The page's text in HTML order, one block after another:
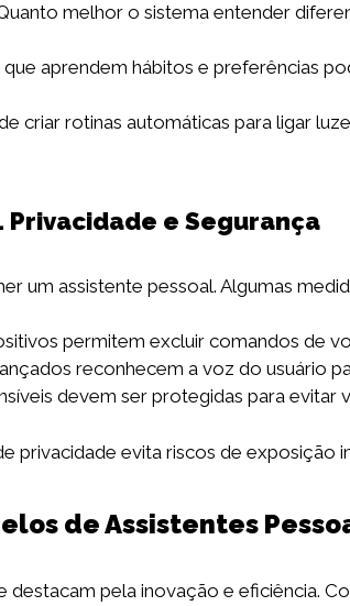
melhor o sistema entender
que aprendem hábitos e preferências
criar rotinas automáticas para ligar
Privacidade e Segurança
um assistente pessoal. Algumas
permitem excluir comandos de
reconhecem a voz do usuário
devem ser protegidas para evitar
privacidade evita riscos de exposição
de Assistentes
pela inovação e eficiência.